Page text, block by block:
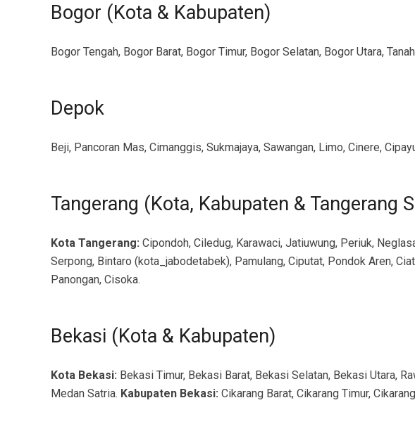
Bogor (Kota & Kabupaten)
Bogor Tengah, Bogor Barat, Bogor Timur, Bogor Selatan, Bogor Utara,
Depok
Beji, Pancoran Mas, Cimanggis, Sukmajaya, Sawangan, Limo, Cinere,
Tangerang (Kota, Kabupaten & Tangerang
Kota Tangerang: Cipondoh, Ciledug, Karawaci, Jatiuwung, Periuk,
Serpong, Bintaro (kota_jabodetabek), Pamulang, Ciputat, Pondok Aren,
Panongan, Cisoka.
Bekasi (Kota & Kabupaten)
Kota Bekasi: Bekasi Timur, Bekasi Barat, Bekasi Selatan, Bekasi Utara,
Medan Satria. Kabupaten Bekasi: Cikarang Barat, Cikarang Timur,